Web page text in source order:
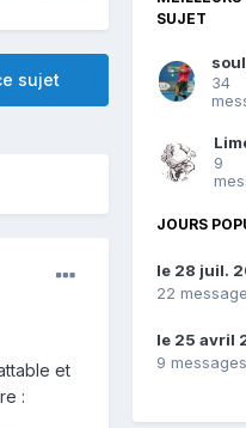
sujet
et
:
SUJET
34
9
JOURS
le 28 juil.
22
le 25 avril
9 messages